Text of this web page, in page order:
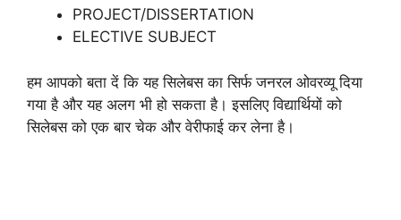
PROJECT/DISSERTATION
ELECTIVE SUBJECT
हम आपको बता दें कि यह सिलेबस का सिर्फ जनरल ओवरव्यू दिया
गया है और यह अलग भी हो सकता है। इसलिए विद्यार्थियों को
सिलेबस को एक बार चेक और वेरीफाई कर लेना है।